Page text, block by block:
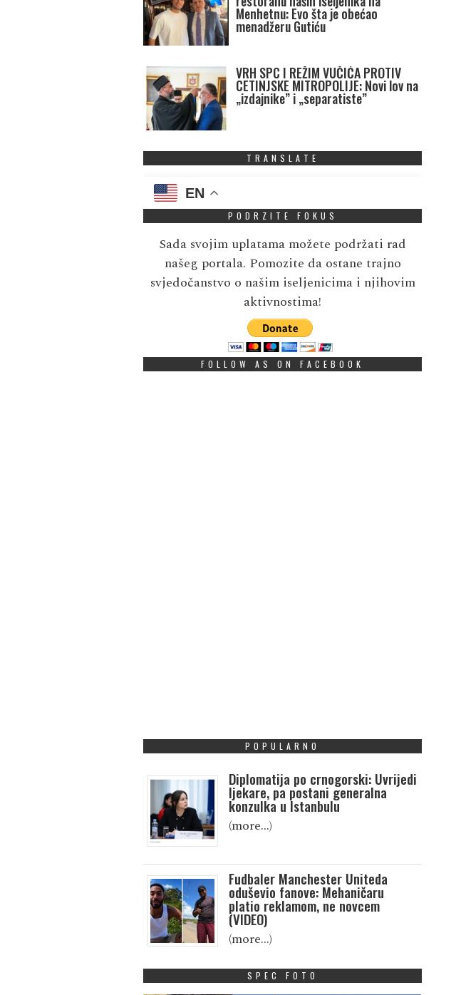
Menhetnu: Evo šta je obećao
menadžeru Gutiću
VRH SPC I REŽIM VUČIĆA PROTIV
CETINJSKE MITROPOLIJE: Novi lov na
„izdajnike” i „separatiste”
TRANSLATE
EN
PODRZITE FOKUS
Sada svojim uplatama možete podržati rad
našeg portala. Pomozite da ostane trajno
svjedočanstvo o našim iseljenicima i njihovim
aktivnostima!
FOLLOW AS ON FACEBOOK
POPULARNO
Diplomatija po crnogorski: Uvrijedi
ljekare, pa postani generalna
konzulka u Istanbulu
(more…)
Fudbaler Manchester Uniteda
oduševio fanove: Mehaničaru
platio reklamom, ne novcem
(VIDEO)
(more…)
SPEC FOTO